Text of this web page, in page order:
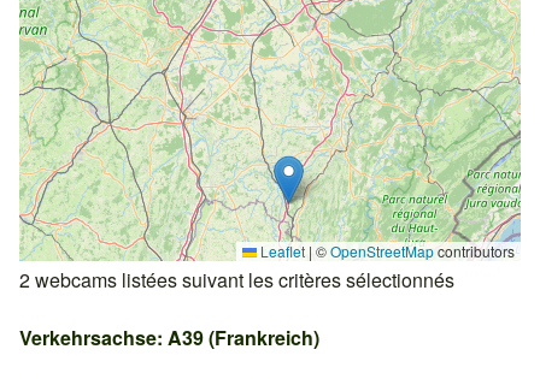
Leaflet | ©OpenStreetMapcontributors
2 webcams listées suivant les critères sélectionnés
Verkehrsachse: A39 (Frankreich)